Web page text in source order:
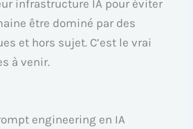
infrastructure IA pour éviter
être dominé par des
et hors sujet. C’est le vrai
à venir.
engineering en IA